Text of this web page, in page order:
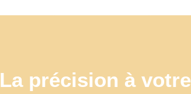
La précision à votre